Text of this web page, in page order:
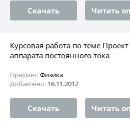
Скачать Читать
Курсовая работа по теме
аппарата постоянного тока
Предмет:Физика
Добавлено: 16.11.2012
Скачать Читать